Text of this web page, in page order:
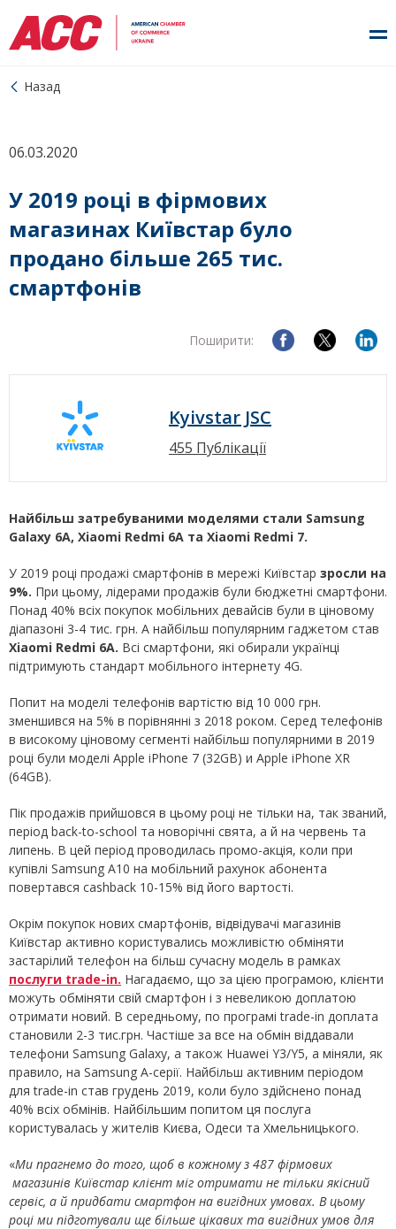
Назад
06.03.2020
У 2019 році в фірмових
магазинах Київстар було
продано більше 265 тис.
смартфонів
Поширити:
Kyivstar JSC
455 Публікації
Найбільш затребуваними моделями стали Samsung
Galaxy 6A, Xiaomi Redmi 6A та Xiaomi Redmi 7.
У 2019 році продажі смартфонів в мережі Київстар зросли на
9%. При цьому, лідерами продажів були бюджетні смартфони.
Понад 40% всіх покупок мобільних девайсів були в ціновому
діапазоні 3-4 тис. грн. А найбільш популярним гаджетом став
Xiaomi Redmi 6A. Всі смартфони, які обирали українці
підтримують стандарт мобільного інтернету 4G.
Попит на моделі телефонів вартістю від 10 000 грн.
зменшився на 5% в порівнянні з 2018 роком. Серед телефонів
в високому ціновому сегменті найбільш популярними в 2019
році були моделі Apple iPhone 7 (32GB) и Apple iPhone XR
(64GB).
Пік продажів прийшовся в цьому році не тільки на, так званий,
період back-to-school та новорічні свята, а й на червень та
липень. В цей період проводилась промо-акція, коли при
купівлі Samsung A10 на мобільний рахунок абонента
повертався cashback 10-15% від його вартості.
Окрім покупок нових смартфонів, відвідувачі магазинів
Київстар активно користувались можливістю обміняти
застарілий телефон на більш сучасну модель в рамках
послуги trade-in. Нагадаємо, що за цією програмою, клієнти
можуть обміняти свій смартфон і з невеликою доплатою
отримати новий. В середньому, по програмі trade-in доплата
становили 2-3 тис.грн. Частіше за все на обмін віддавали
телефони Samsung Galaxy, а також Huawei Y3/Y5, а міняли, як
правило, на Samsung А-серії. Найбільш активним періодом
для trade-in став грудень 2019, коли було здійснено понад
40% всіх обмінів. Найбільшим попитом ця послуга
користувалась у жителів Києва, Одеси та Хмельницького.
«Ми прагнемо до того, щоб в кожному з 487 фірмових
магазинів Київстар клієнт міг отримати не тільки якісний
сервіс, а й придбати смартфон на вигідних умовах. В цьому
році ми підготували ще більше цікавих та вигідних умов для